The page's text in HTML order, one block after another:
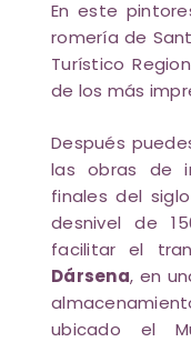
En este
romería de
Turístico
de los más
Después
las obras de
finales del
desnivel de
facilitar el
Dársena, en
ubicado el